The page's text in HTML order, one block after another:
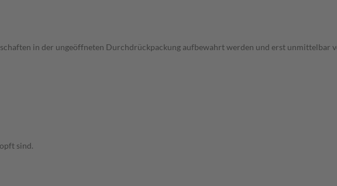
in der ungeöffneten Durchdrückpackung aufbewahrt werden und erst unmittelbar
sind.